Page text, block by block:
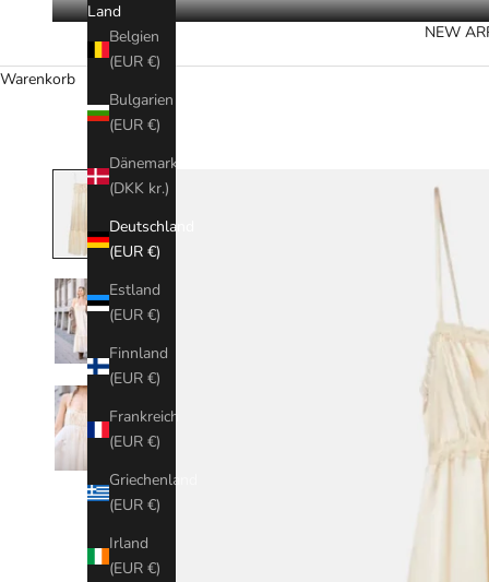
NEW
Land
Belgien
(EUR €)
Bulgarien
(EUR €)
Dänemark
(DKK kr.)
Deutschland
(EUR €)
Estland
(EUR €)
Finnland
(EUR €)
Frankreich
(EUR €)
Griechenland
(EUR €)
Irland
(EUR €)
Warenkorb